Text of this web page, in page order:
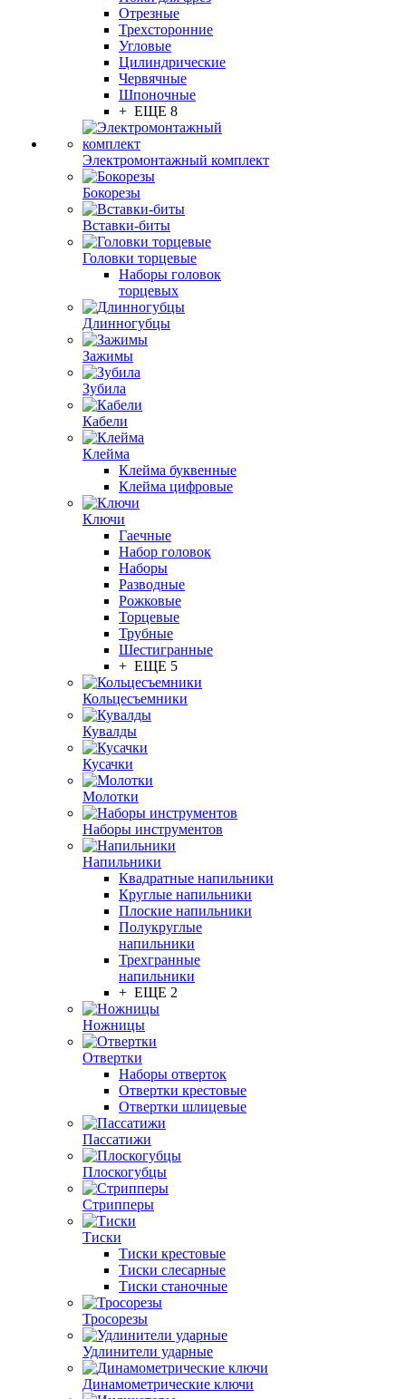
Отрезные
Трехсторонние
Угловые
Цилиндрические
Червячные
Шпоночные
+ ЕЩЕ 8
Электромонтажный комплект
Бокорезы
Вставки-биты
Головки торцевые
Наборы головок
торцевых
Длинногубцы
Зажимы
Зубила
Кабели
Клейма
Клейма буквенные
Клейма цифровые
Ключи
Гаечные
Набор головок
Наборы
Разводные
Рожковые
Торцевые
Трубные
Шестигранные
+ ЕЩЕ 5
Кольцесъемники
Кувалды
Кусачки
Молотки
Наборы инструментов
Напильники
Квадратные напильники
Круглые напильники
Плоские напильники
Полукруглые
напильники
Трехгранные
напильники
+ ЕЩЕ 2
Ножницы
Отвертки
Наборы отверток
Отвертки крестовые
Отвертки шлицевые
Пассатижи
Плоскогубцы
Стрипперы
Тиски
Тиски крестовые
Тиски слесарные
Тиски станочные
Тросорезы
Удлинители ударные
Динамометрические ключи